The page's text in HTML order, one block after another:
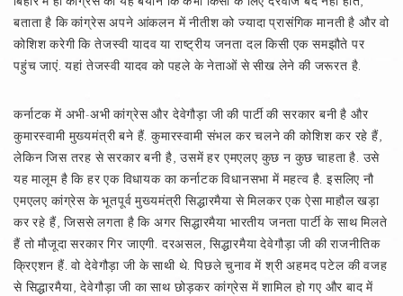
बताता है कि कांग्रेस अपने आंकलन में नीतीश को ज्यादा प्रासंगिक मानती है और वो
कोशिश करेगी कि तेजस्वी यादव या राष्ट्रीय जनता दल किसी एक समझौते पर
पहुंच जाएं. यहां तेजस्वी यादव को पहले के नेताओं से सीख लेने की जरूरत है.
कर्नाटक में अभी-अभी कांग्रेस और देवेगौड़ा जी की पार्टी की सरकार बनी है और
कुमारस्वामी मुख्यमंत्री बने हैं. कुमारस्वामी संभल कर चलने की कोशिश कर रहे हैं,
लेकिन जिस तरह से सरकार बनी है, उसमें हर एमएलए कुछ न कुछ चाहता है. उसे
यह मालूम है कि हर एक विधायक का कर्नाटक विधानसभा में महत्व है. इसलिए नौ
एमएलए कांग्रेस के भूतपूर्व मुख्यमंत्री सिद्धारमैया से मिलकर एक ऐसा माहौल खड़ा
कर रहे हैं, जिससे लगता है कि अगर सिद्धारमैया भारतीय जनता पार्टी के साथ मिलते
हैं तो मौजूदा सरकार गिर जाएगी. दरअसल, सिद्धारमैया देवेगौड़ा जी की राजनीतिक
क्रिएशन हैं. वो देवेगौड़ा जी के साथी थे. पिछले चुनाव में श्री अहमद पटेल की वजह
से सिद्धारमैया, देवेगौड़ा जी का साथ छोड़कर कांग्रेस में शामिल हो गए और बाद में